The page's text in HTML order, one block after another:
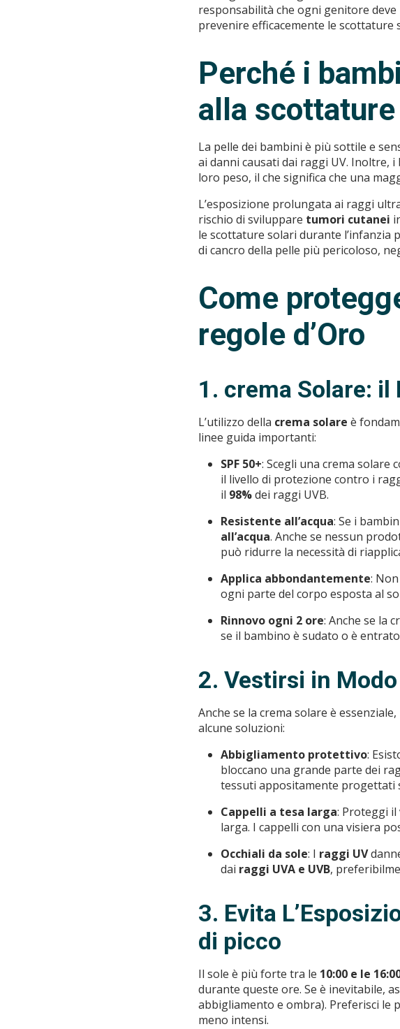
responsabilità che ogni genitore
prevenire efficacemente le scottature
Perché i
alla
La pelle dei bambini è più sottile e
ai danni causati dai raggi UV. Inoltre,
loro peso, il che significa che una
L’esposizione prolungata ai raggi
rischio di sviluppare tumori cutanei
le scottature solari durante l’infanzia
di cancro della pelle più pericoloso,
Come
regole d’Oro
1. crema Solare:
L’utilizzo della crema solare è
linee guida importanti:
SPF 50+: Scegli una crema solare
il livello di protezione contro i
il 98%dei raggi UVB.
Resistente all’acqua: Se i
all’acqua. Anche se nessun
può ridurre la necessità di
Applica abbondantemente:
ogni parte del corpo esposta al
Rinnovo ogni 2 ore: Anche se la
se il bambino è sudato o è
2. Vestirsi in
Anche se la crema solare è
alcune soluzioni:
Abbigliamento protettivo:
bloccano una grande parte dei
tessuti appositamente progettati
Cappelli a tesa larga: Proteggi il
larga. I cappelli con una visiera
Occhiali da sole: I raggi UV
dai raggi UVA e UVB,
3. Evita
di picco
Il sole è più forte tra le 10:00 e le
durante queste ore. Se è inevitabile,
abbigliamento e ombra). Preferisci
meno intensi.